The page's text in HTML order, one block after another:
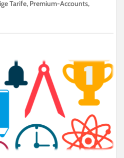
Tarife, Premium-Accounts,